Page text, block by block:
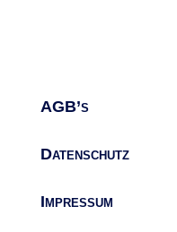
AGB’s
Datenschutz
Impressum